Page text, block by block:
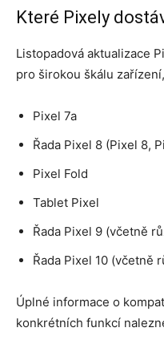
Které Pixely
Listopadová aktualizace
pro širokou škálu
Pixel 7a
Řada Pixel 8 (Pixel 8,
Pixel Fold
Tablet Pixel
Řada Pixel 9 (včetně
Řada Pixel 10 (včetně
Úplné informace o
konkrétních funkcí